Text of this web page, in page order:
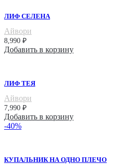
ЛИФ СЕЛЕНА
Айвори
8,990 ₽
Добавить в корзину
ЛИФ ТЕЯ
Айвори
7,990 ₽
Добавить в корзину
-40%
КУПАЛЬНИК НА ОДНО ПЛЕЧО